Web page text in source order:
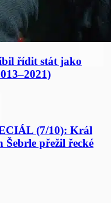
řídit stát jako
(7/10): Král
Šebrle přežil řecké